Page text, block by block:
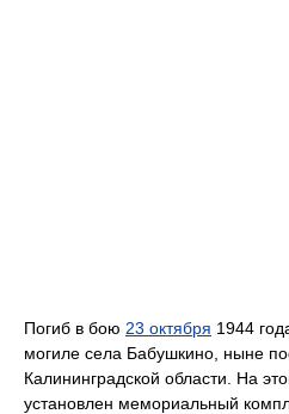
Погиб в бою 23 октября 1944
могиле села Бабушкино, ныне
Калининградской области. На
установлен мемориальный